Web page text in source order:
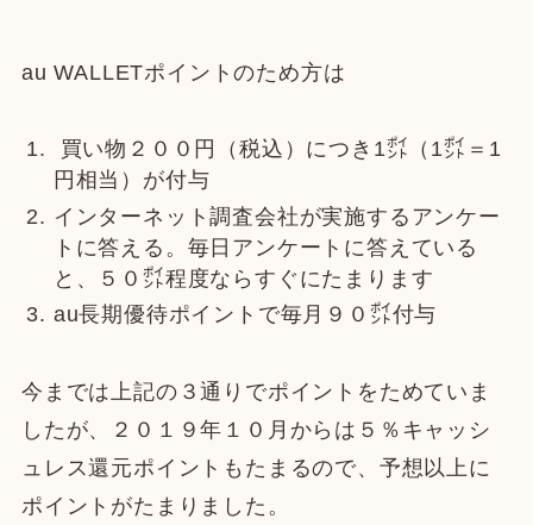
au WALLETポイントのため方は
買い物２００円（税込）につき1㌽（1㌽＝1
円相当）が付与
インターネット調査会社が実施するアンケー
トに答える。毎日アンケートに答えている
と、５０㌽程度ならすぐにたまります
au長期優待ポイントで毎月９０㌽付与
今までは上記の３通りでポイントをためていま
したが、２０１９年１０月からは５％キャッシ
ュレス還元ポイントもたまるので、予想以上に
ポイントがたまりました。